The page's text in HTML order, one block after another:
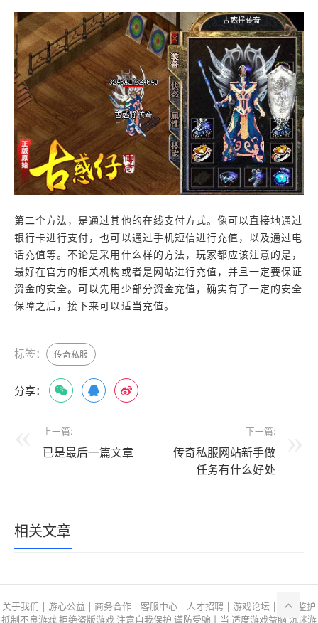
第二个方法，是通过其他的在线支付方式。像可以直接地通过
银行卡进行支付，也可以通过手机短信进行充值，以及通过电
话充值等。不论是采用什么样的方法，玩家都应该注意的是，
最好在官方的相关机构或者是网站进行充值，并且一定要保证
资金的安全。可以先用少部分资金充值，确实有了一定的安全
保障之后，接下来可以适当充值。
标签： 传奇私服
分享：
上一篇:
已是最后一篇文章
下一篇:
传奇私服网站新手做
任务有什么好处
相关文章
关于我们 | 游心公益 | 商务合作 | 客服中心 | 人才招聘 | 游戏论坛 | 家长监护
抵制不良游戏 拒绝盗版游戏 注意自我保护 谨防受骗上当 适度游戏益脑 沉迷游